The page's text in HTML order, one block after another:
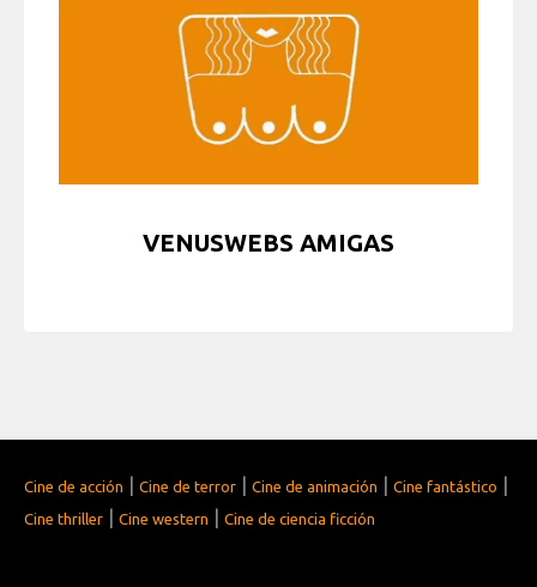
VENUSWEBS AMIGAS
Cine de acción | Cine de terror | Cine de animación | Cine fantástico |
Cine thriller | Cine western | Cine de ciencia ficción